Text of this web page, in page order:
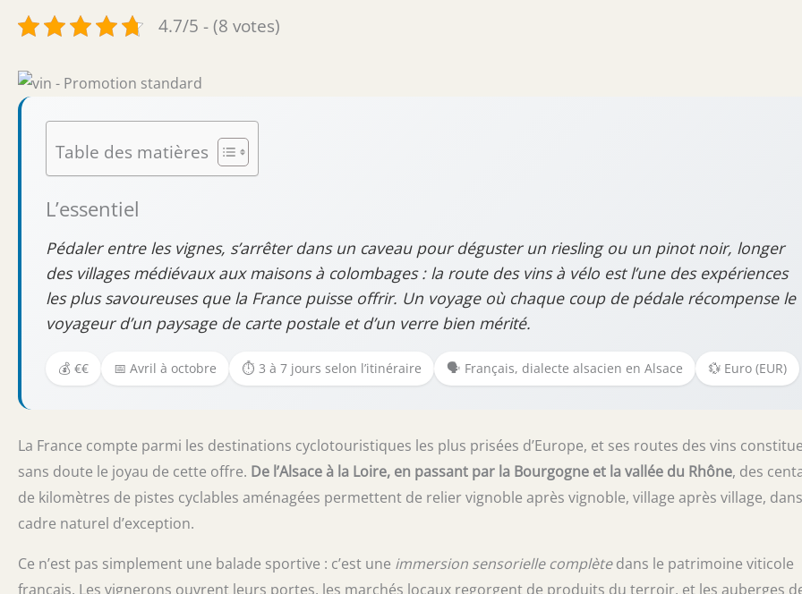
4.7/5 - (8 votes)
Table des matières
L’essentiel
Pédaler entre les vignes, s’arrêter dans un caveau pour déguster un riesling ou un pinot noir, longer
des villages médiévaux aux maisons à colombages : la route des vins à vélo est l’une des expériences
les plus savoureuses que la France puisse offrir. Un voyage où chaque coup de pédale récompense le
voyageur d’un paysage de carte postale et d’un verre bien mérité.
💰 €€ 📅 Avril à octobre ⏱️ 3 à 7 jours selon l’itinéraire 🗣️ Français, dialecte alsacien en Alsace 💱 Euro (EUR)
La France compte parmi les destinations cyclotouristiques les plus prisées d’Europe, et ses routes des vins
sans doute le joyau de cette offre. De l’Alsace à la Loire, en passant par la Bourgogne et la vallée du Rhône, des
de kilomètres de pistes cyclables aménagées permettent de relier vignoble après vignoble, village après village,
cadre naturel d’exception.
Ce n’est pas simplement une balade sportive : c’est une immersion sensorielle complètedans le patrimoine viticole
français. Les vignerons ouvrent leurs portes, les marchés locaux regorgent de produits du terroir, et les auberges